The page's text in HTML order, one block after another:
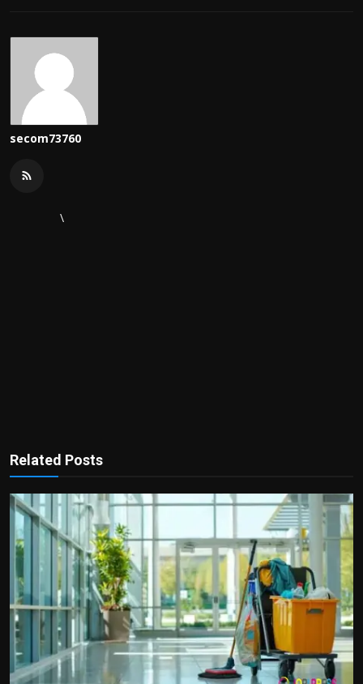
secom73760
\
Related Posts